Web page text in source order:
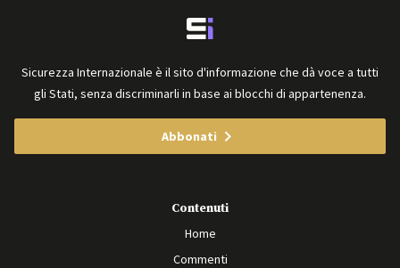
Sicurezza Internazionale è il sito d'informazione che dà voce a tutti
gli Stati, senza discriminarli in base ai blocchi di appartenenza.
Abbonati
Contenuti
Home
Commenti